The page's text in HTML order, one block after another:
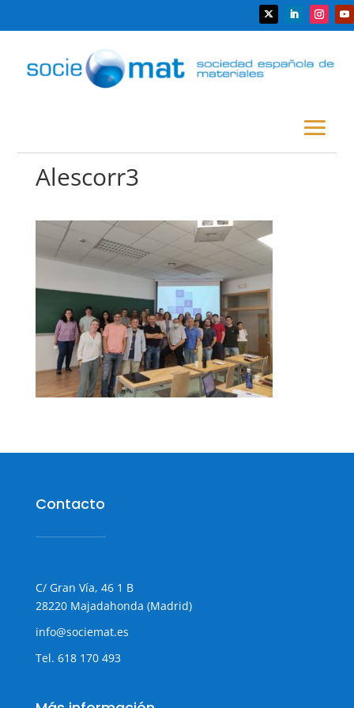
Alescorr3
Contacto
C/ Gran Vía, 46 1 B
28220 Majadahonda (Madrid)
info@sociemat.es
Tel. 618 170 493